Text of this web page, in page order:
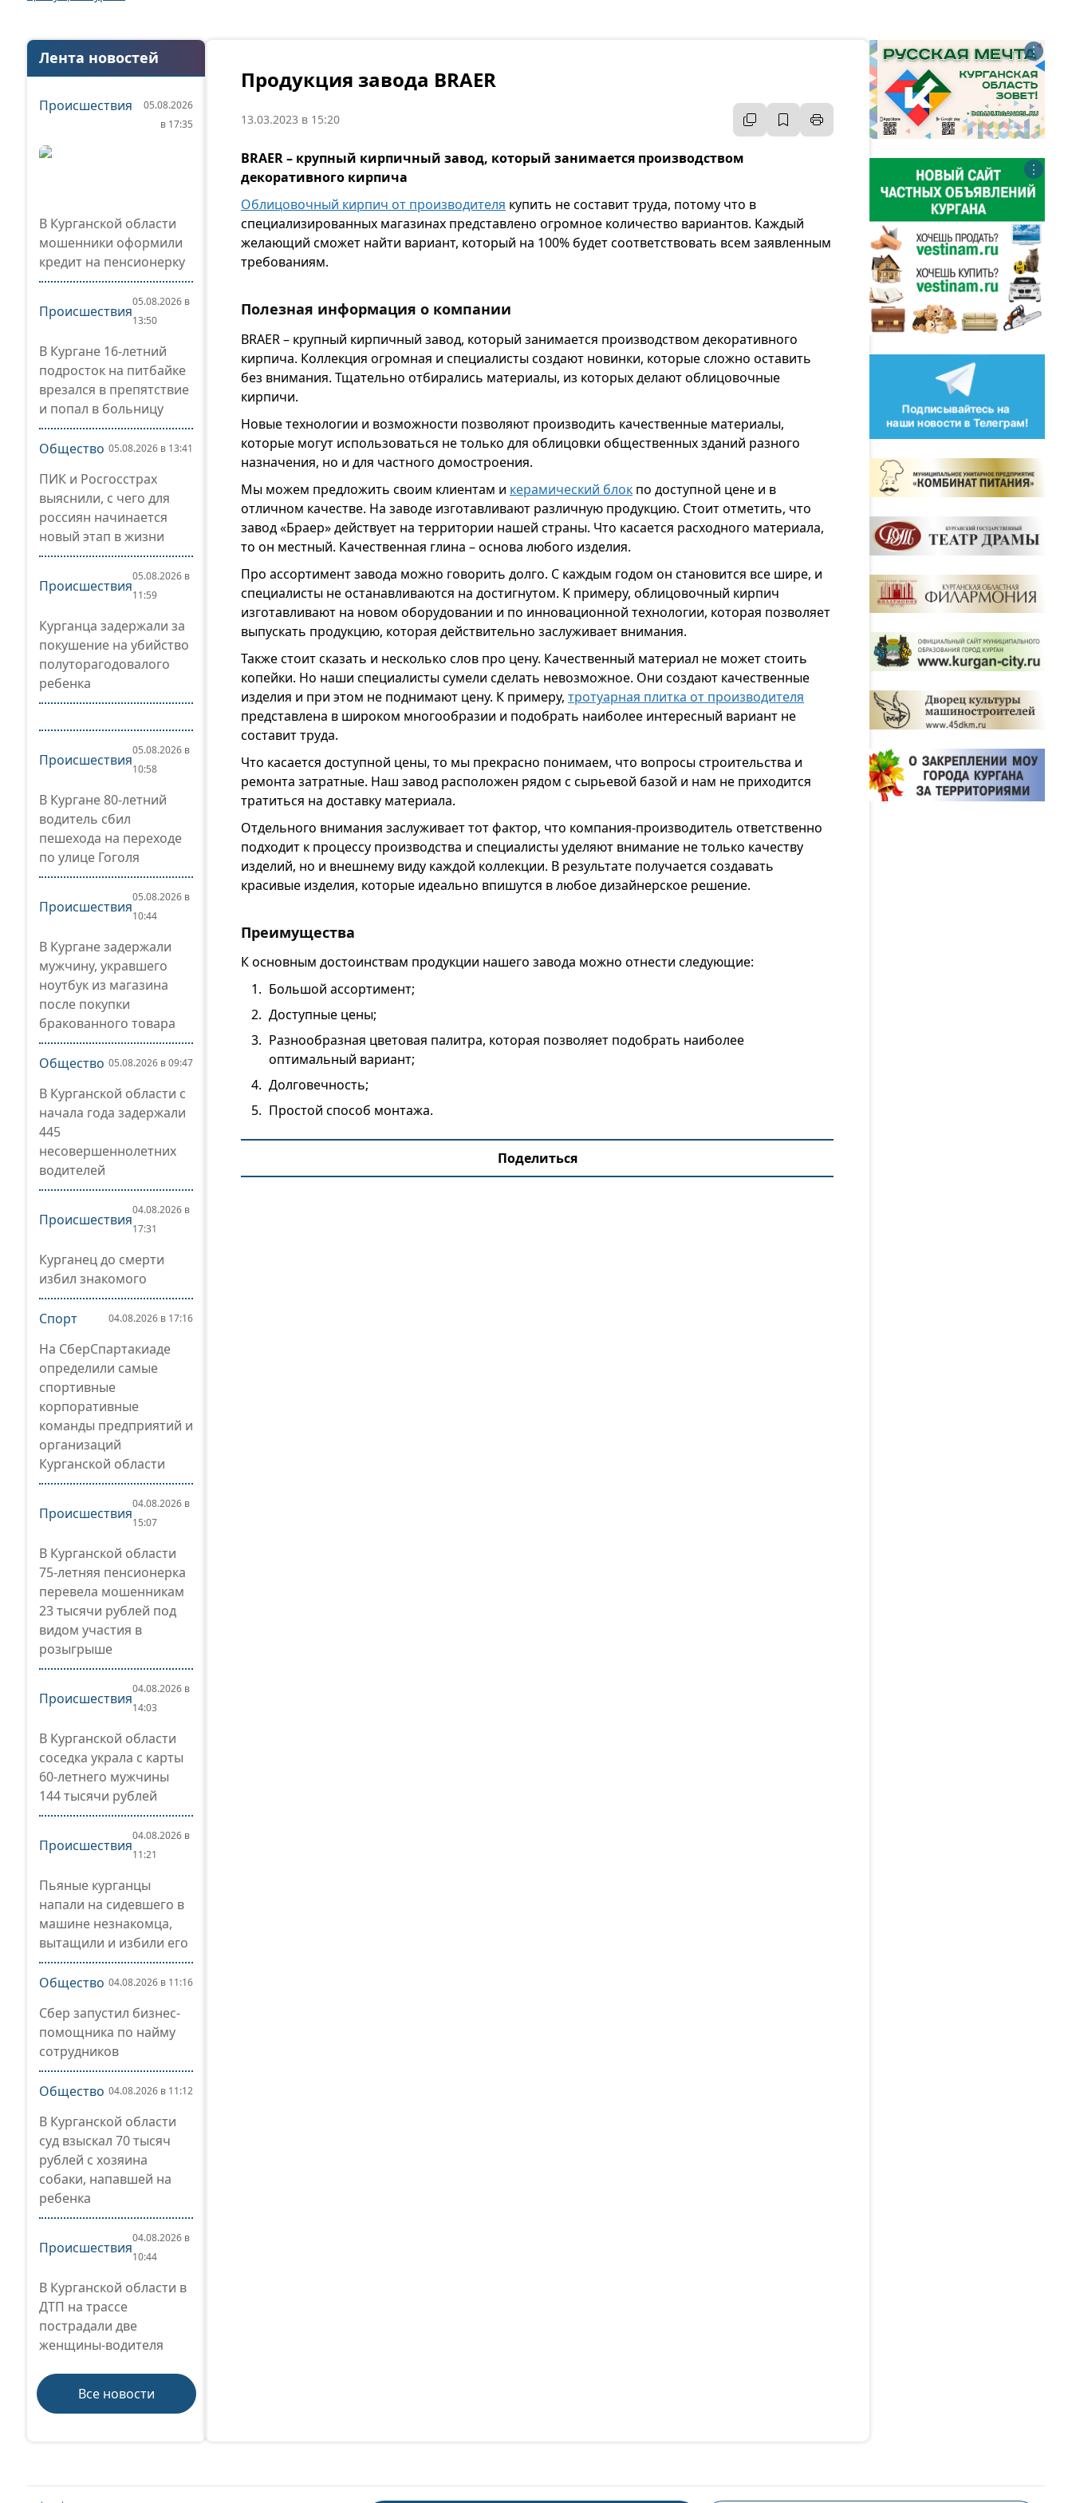
Лента новостей
Происшествия
05.08.2026
в 17:35
В Курганской области
мошенники оформили
кредит на пенсионерку
Происшествия
05.08.2026 в
13:50
В Кургане 16-летний
подросток на питбайке
врезался в препятствие
и попал в больницу
Общество 05.08.2026 в 13:41
ПИК и Росгосстрах
выяснили, с чего для
россиян начинается
новый этап в жизни
Происшествия
05.08.2026 в
11:59
Курганца задержали за
покушение на убийство
полуторагодовалого
ребенка
Происшествия
05.08.2026 в
10:58
В Кургане 80-летний
водитель сбил
пешехода на переходе
по улице Гоголя
Происшествия
05.08.2026 в
10:44
В Кургане задержали
мужчину, укравшего
ноутбук из магазина
после покупки
бракованного товара
Общество 05.08.2026 в 09:47
В Курганской области с
начала года задержали
445
несовершеннолетних
водителей
Происшествия
04.08.2026 в
17:31
Курганец до смерти
избил знакомого
Спорт 04.08.2026 в 17:16
На СберСпартакиаде
определили самые
спортивные
корпоративные
команды предприятий и
организаций
Курганской области
Происшествия
04.08.2026 в
15:07
В Курганской области
75-летняя пенсионерка
перевела мошенникам
23 тысячи рублей под
видом участия в
розыгрыше
Происшествия
04.08.2026 в
14:03
В Курганской области
соседка украла с карты
60-летнего мужчины
144 тысячи рублей
Происшествия
04.08.2026 в
11:21
Пьяные курганцы
напали на сидевшего в
машине незнакомца,
вытащили и избили его
Общество 04.08.2026 в 11:16
Сбер запустил бизнес-
помощника по найму
сотрудников
Общество 04.08.2026 в 11:12
В Курганской области
суд взыскал 70 тысяч
рублей с хозяина
собаки, напавшей на
ребенка
Происшествия
04.08.2026 в
10:44
В Курганской области в
ДТП на трассе
пострадали две
женщины-водителя
Все новости
Продукция завода BRAER
13.03.2023 в 15:20
BRAER – крупный кирпичный завод, который занимается производством
декоративного кирпича
Облицовочный кирпич от производителя купить не составит труда, потому что в
специализированных магазинах представлено огромное количество вариантов. Каждый
желающий сможет найти вариант, который на 100% будет соответствовать всем заявленным
требованиям.
Полезная информация о компании
BRAER – крупный кирпичный завод, который занимается производством декоративного
кирпича. Коллекция огромная и специалисты создают новинки, которые сложно оставить
без внимания. Тщательно отбирались материалы, из которых делают облицовочные
кирпичи.
Новые технологии и возможности позволяют производить качественные материалы,
которые могут использоваться не только для облицовки общественных зданий разного
назначения, но и для частного домостроения.
Мы можем предложить своим клиентам и керамический блок по доступной цене и в
отличном качестве. На заводе изготавливают различную продукцию. Стоит отметить, что
завод «Браер» действует на территории нашей страны. Что касается расходного материала,
то он местный. Качественная глина – основа любого изделия.
Про ассортимент завода можно говорить долго. С каждым годом он становится все шире, и
специалисты не останавливаются на достигнутом. К примеру, облицовочный кирпич
изготавливают на новом оборудовании и по инновационной технологии, которая позволяет
выпускать продукцию, которая действительно заслуживает внимания.
Также стоит сказать и несколько слов про цену. Качественный материал не может стоить
копейки. Но наши специалисты сумели сделать невозможное. Они создают качественные
изделия и при этом не поднимают цену. К примеру, тротуарная плитка от производителя
представлена в широком многообразии и подобрать наиболее интересный вариант не
составит труда.
Что касается доступной цены, то мы прекрасно понимаем, что вопросы строительства и
ремонта затратные. Наш завод расположен рядом с сырьевой базой и нам не приходится
тратиться на доставку материала.
Отдельного внимания заслуживает тот фактор, что компания-производитель ответственно
подходит к процессу производства и специалисты уделяют внимание не только качеству
изделий, но и внешнему виду каждой коллекции. В результате получается создавать
красивые изделия, которые идеально впишутся в любое дизайнерское решение.
Преимущества
К основным достоинствам продукции нашего завода можно отнести следующие:
Большой ассортимент;
Доступные цены;
Разнообразная цветовая палитра, которая позволяет подобрать наиболее
оптимальный вариант;
Долговечность;
Простой способ монтажа.
Поделиться
⋮
⋮